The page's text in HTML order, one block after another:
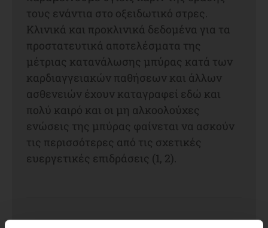
τους ενάντια στο οξειδωτικό στρες.
Κλινικά και προκλινικά δεδομένα για τα
προστατευτικά αποτελέσματα της
μέτριας κατανάλωσης μπύρας κατά των
καρδιαγγειακών παθήσεων και άλλων
ασθενειών έχουν καταγραφεί εδώ και
πολύ καιρό και οι μη αλκοολούχες
ενώσεις της μπύρας φαίνεται να ασκούν
τις περισσότερες από τις σχετικές
ευεργετικές επιδράσεις (1, 2).